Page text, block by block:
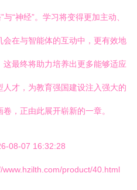
“神经”。学习将变得更加主动、
在与智能体的互动中，更有效地
最终将助力培养出更多能够适应
才，为教育强国建设注入强大的
，正由此展开崭新的一章。
08-07 16:32:28
product/40.html